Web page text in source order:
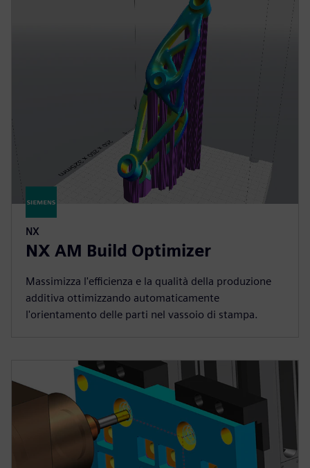
NX
NX AM Build Optimizer
Massimizza l'efficienza e la qualità della produzione
additiva ottimizzando automaticamente
l'orientamento delle parti nel vassoio di stampa.